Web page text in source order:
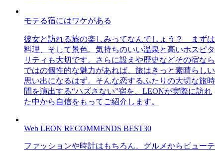
モテる宿にはワケがある
彼女と訪れる旅の楽しみってなんでしょう？ まずは
料理、そして景色。気持ちのいい温泉と高いホスピタ
リティも大切です。さらに設えや歴史などその宿なら
ではの個性的な魅力があれば、旅はきっと素晴らしい
思い出になるはず。そんな恋するふたりの大切な旅時
間を演出する“ハズさない”宿を、LEONが実際に訪れ
た中から自信をもってご紹介します。
Web LEON RECOMMENDS BEST30
ファッションや時計はもちろん、グルメからビューテ